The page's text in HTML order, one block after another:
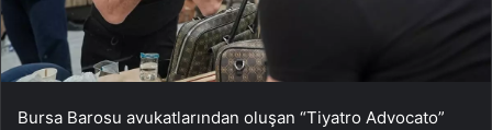
Bursa Barosu avukatlarından oluşan “Tiyatro Advocato”